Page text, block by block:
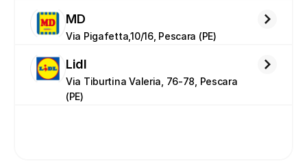
MD
Via Pigafetta,10/16, Pescara (PE)
Lidl
Via Tiburtina Valeria, 76-78, Pescara
(PE)